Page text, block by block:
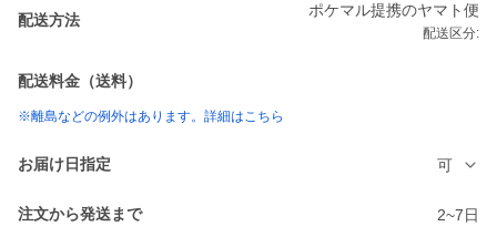
配送方法
ポケマル提携のヤマト便
配送区分:
配送料金（送料）
※離島などの例外はあります。詳細はこちら
お届け日指定 可
注文から発送まで 2~7日